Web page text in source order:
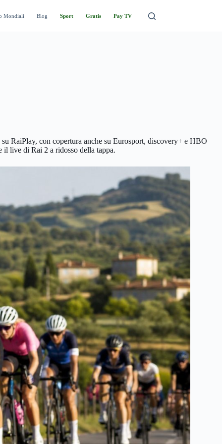
Mondiali Blog Sport Gratis Pay TV
RaiPlay, con copertura anche su Eurosport, discovery+ e HBO
il live di Rai 2 a ridosso della tappa.